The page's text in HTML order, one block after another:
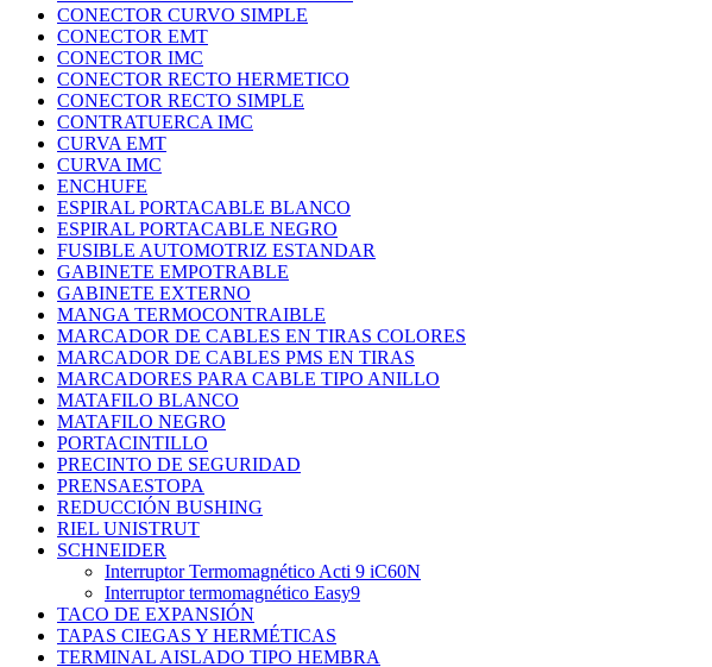
CONECTOR CURVO SIMPLE
CONECTOR EMT
CONECTOR IMC
CONECTOR RECTO HERMETICO
CONECTOR RECTO SIMPLE
CONTRATUERCA IMC
CURVA EMT
CURVA IMC
ENCHUFE
ESPIRAL PORTACABLE BLANCO
ESPIRAL PORTACABLE NEGRO
FUSIBLE AUTOMOTRIZ ESTANDAR
GABINETE EMPOTRABLE
GABINETE EXTERNO
MANGA TERMOCONTRAIBLE
MARCADOR DE CABLES EN TIRAS COLORES
MARCADOR DE CABLES PMS EN TIRAS
MARCADORES PARA CABLE TIPO ANILLO
MATAFILO BLANCO
MATAFILO NEGRO
PORTACINTILLO
PRECINTO DE SEGURIDAD
PRENSAESTOPA
REDUCCIÓN BUSHING
RIEL UNISTRUT
SCHNEIDER
Interruptor Termomagnético Acti 9 iC60N
Interruptor termomagnético Easy9
TACO DE EXPANSIÓN
TAPAS CIEGAS Y HERMÉTICAS
TERMINAL AISLADO TIPO HEMBRA